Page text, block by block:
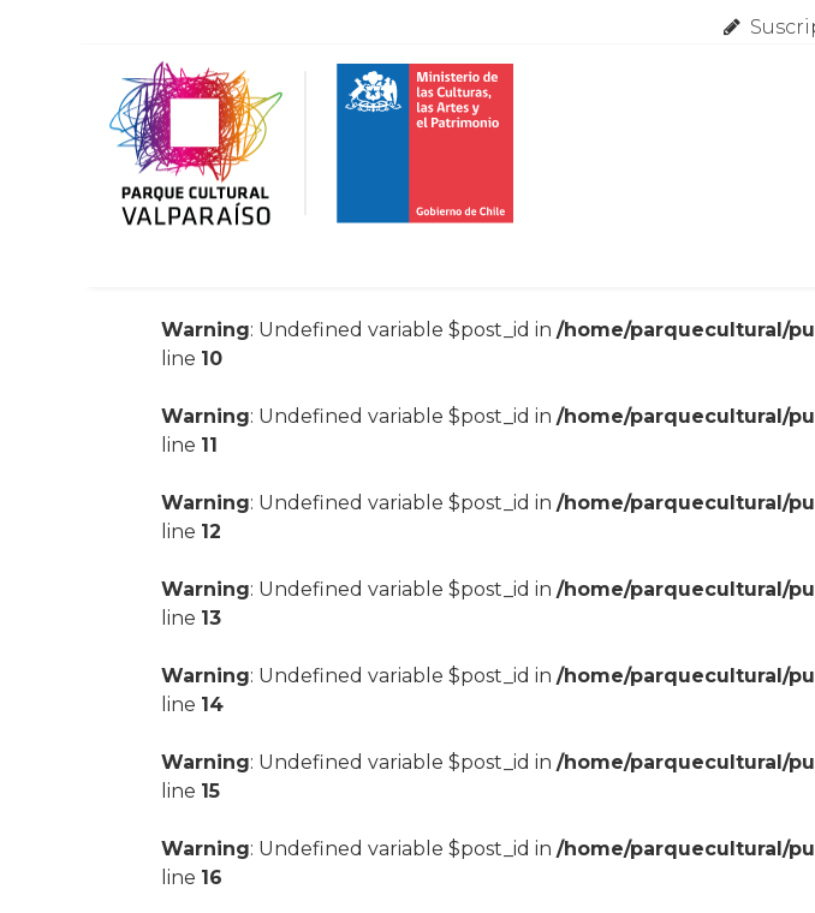
Warning: Undefined variable $post_id in/home/parquecultural/
line 10
Warning: Undefined variable $post_id in/home/parquecultural/
line 11
Warning: Undefined variable $post_id in/home/parquecultural/
line 12
Warning: Undefined variable $post_id in/home/parquecultural/
line 13
Warning: Undefined variable $post_id in/home/parquecultural/
line 14
Warning: Undefined variable $post_id in/home/parquecultural/
line 15
Warning: Undefined variable $post_id in/home/parquecultural/
line 16